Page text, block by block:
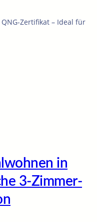
Zertifikat – Ideal für
in
3-Zimmer-